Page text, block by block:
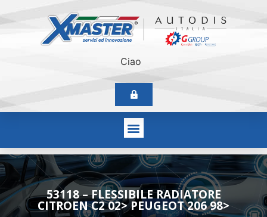
Ciao
53118 – FLESSIBILE RADIATORE
CITROEN C2 02> PEUGEOT 206 98>